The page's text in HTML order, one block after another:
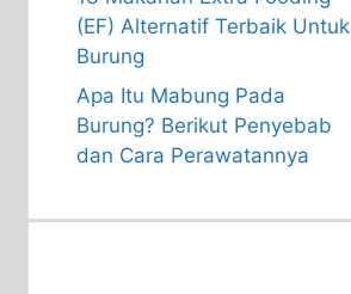
(EF) Alternatif Terbaik Untuk
Burung
Apa Itu Mabung Pada
Burung? Berikut Penyebab
dan Cara Perawatannya